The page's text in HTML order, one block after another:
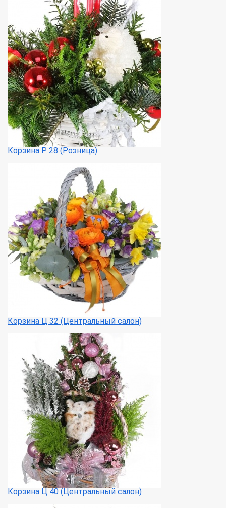
Корзина Р 28 (Розница)
Корзина Ц 32 (Центральный салон)
Корзина Ц 40 (Центральный салон)